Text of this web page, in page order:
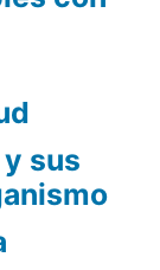
sus